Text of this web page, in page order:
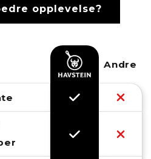
opplevelse?
Andre